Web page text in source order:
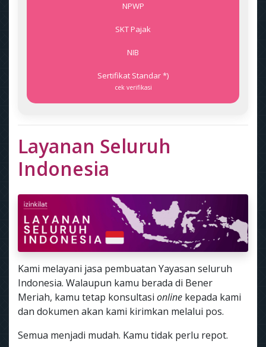
NPWP
SKT Pajak
NIB
Sertifikat Standar *)
cek verifikasi
Layanan Seluruh
Indonesia
Kami melayani jasa pembuatan Yayasan seluruh
Indonesia. Walaupun kamu berada di Bener
Meriah, kamu tetap konsultasi online kepada kami
dan dokumen akan kami kirimkan melalui pos.
Semua menjadi mudah. Kamu tidak perlu repot.